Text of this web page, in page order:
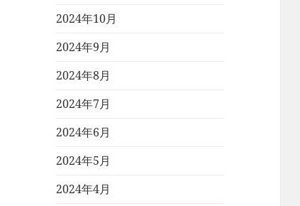
2024年10月
2024年9月
2024年8月
2024年7月
2024年6月
2024年5月
2024年4月